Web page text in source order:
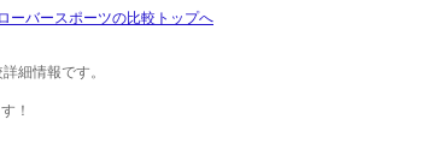
ーバースポーツの比較トップへ
細情報です。
！